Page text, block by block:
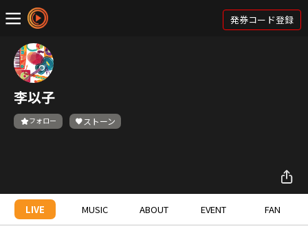
発券コード登録
李以子
フォロー ストーン
LIVE MUSIC ABOUT EVENT FAN